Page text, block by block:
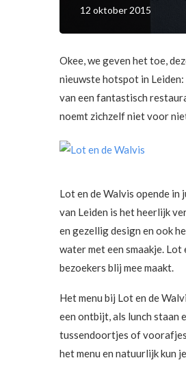
12 oktober 2015
Okee, we geven het toe,
nieuwste hotspot in
van een fantastisch
noemt zichzelf niet voor
Lot en de Walvis opende in
van Leiden is het heerlijk
en gezellig design en ook
water met een smaakje.
bezoekers blij mee maakt.
Het menu bij Lot en de
een ontbijt, als lunch staan
tussendoortjes of voorafjes
het menu en natuurlijk kun